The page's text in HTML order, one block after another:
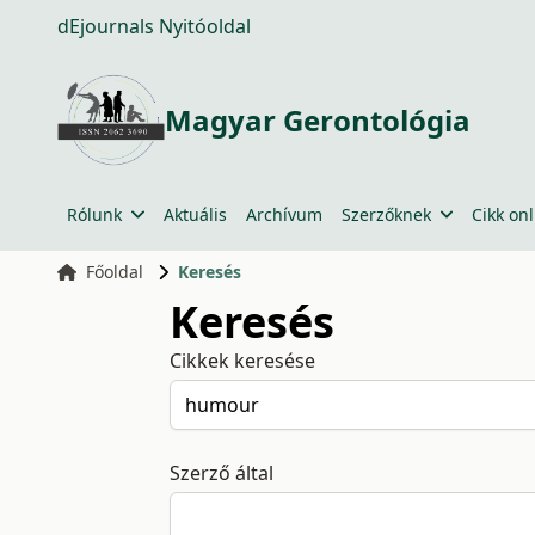
dEjournals Nyitóoldal
Magyar Gerontológia
Rólunk Aktuális Archívum Szerzőknek Cikk
Főoldal Keresés
Keresés
Cikkek keresése
Szerző által